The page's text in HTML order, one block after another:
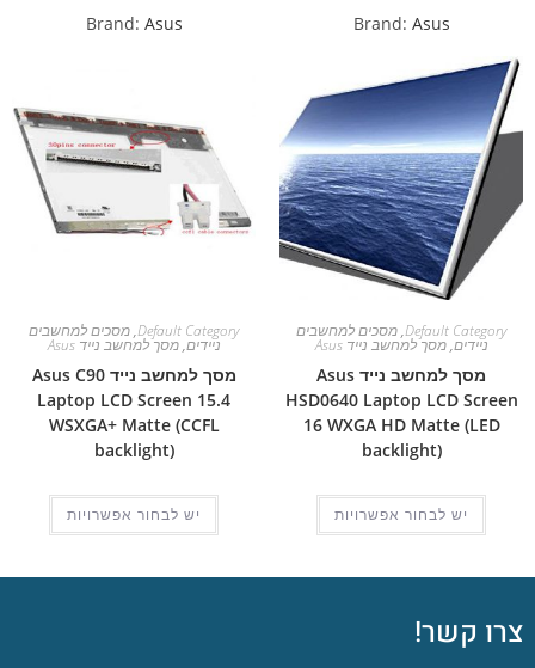
Brand: Asus
Default Category
,מסכים למחשבים
ניידים,מסך למחשב נייד Asus
מסך למחשב נייד Asus
HSD0640 Laptop LCD Screen
16 WXGA HD Matte (LED
backlight)
יש לבחור אפשרויות
Brand: Asus
Default Category
,מסכים למחשבים
ניידים,מסך למחשב נייד Asus
מסך למחשב נייד Asus C90
Laptop LCD Screen 15.4
WSXGA+ Matte (CCFL
backlight)
יש לבחור אפשרויות
צרו קשר!